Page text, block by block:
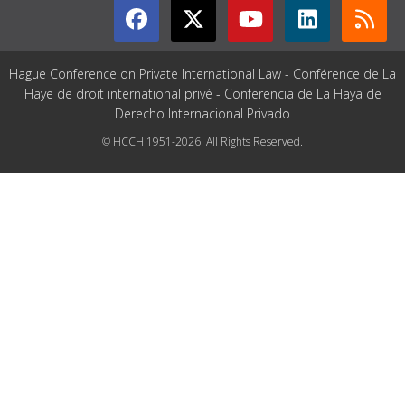
Hague Conference on Private International Law - Conférence de La
Haye de droit international privé - Conferencia de La Haya de
Derecho Internacional Privado
© HCCH 1951-2026. All Rights Reserved.